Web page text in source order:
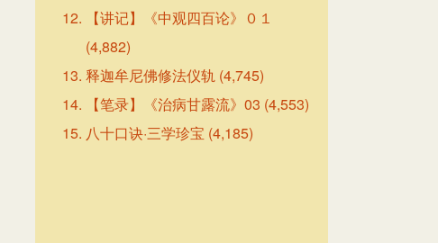
【讲记】《中观四百论》０１
(4,882)
释迦牟尼佛修法仪轨 (4,745)
【笔录】《治病甘露流》03 (4,553)
八十口诀·三学珍宝 (4,185)